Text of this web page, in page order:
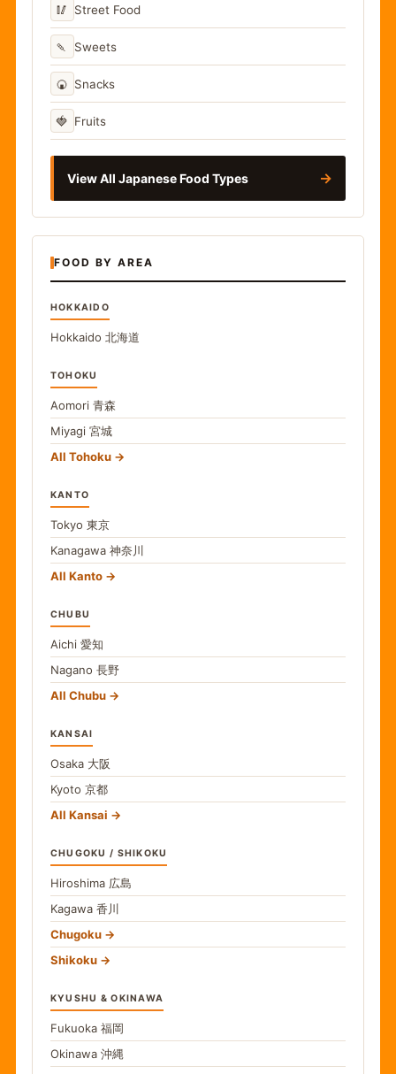
🥢 Street Food
🍡 Sweets
🍘 Snacks
🍓 Fruits
View All Japanese Food Types →
FOOD BY AREA
HOKKAIDO
Hokkaido 北海道
TOHOKU
Aomori 青森
Miyagi 宮城
All Tohoku
KANTO
Tokyo 東京
Kanagawa 神奈川
All Kanto
CHUBU
Aichi 愛知
Nagano 長野
All Chubu
KANSAI
Osaka 大阪
Kyoto 京都
All Kansai
CHUGOKU / SHIKOKU
Hiroshima 広島
Kagawa 香川
Chugoku
Shikoku
KYUSHU & OKINAWA
Fukuoka 福岡
Okinawa 沖縄